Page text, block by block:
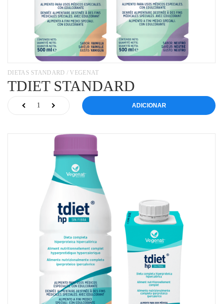
DIETAS STANDARD / VEGENAT
TDIET STANDARD
ADICIONAR